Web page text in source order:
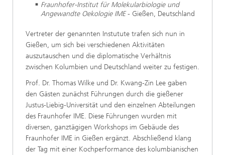
Fraunhofer-Institut für Molekularbiologie und
Angewandte Oekologie IME- Gießen, Deutschland
Vertreter der genannten Instutute trafen sich nun in
Gießen, um sich bei verschiedenen Aktivitäten
auszutauschen und die diplomatische Verhältnis
zwischen Kolumbien und Deutschland weiter zu festigen.
Prof. Dr. Thomas Wilke und Dr. Kwang-Zin Lee gaben
den Gästen zunächst Führungen durch die gießener
Justus-Liebig-Universität und den einzelnen Abteilungen
des Fraunhofer IME. Diese Führungen wurden mit
diversen, ganztägigen Workshops im Gebäude des
Fraunhofer IME in Gießen ergänzt. Abschließend klang
der Tag mit einer Kochperformance des kolumbianischen